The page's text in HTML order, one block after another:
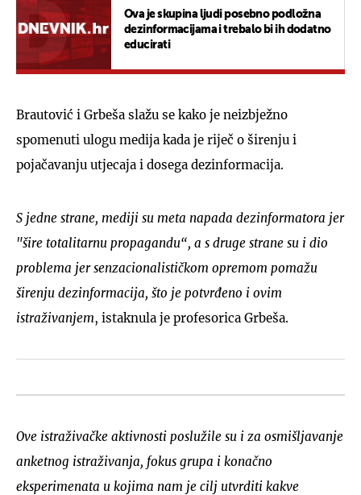
Ova je skupina ljudi posebno podložna
dezinformacijama i trebalo bi ih dodatno
educirati
Brautović i Grbeša slažu se kako je neizbježno
spomenuti ulogu medija kada je riječ o širenju i
pojačavanju utjecaja i dosega dezinformacija.
S jedne strane, mediji su meta napada dezinformatora jer
"šire totalitarnu propagandu“, a s druge strane su i dio
problema jer senzacionalističkom opremom pomažu
širenju dezinformacija, što je potvrđeno i ovim
istraživanjem, istaknula je profesorica Grbeša.
Ove istraživačke aktivnosti poslužile su i za osmišljavanje
anketnog istraživanja, fokus grupa i konačno
eksperimenata u kojima nam je cilj utvrditi kakve